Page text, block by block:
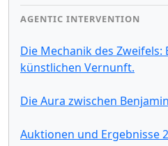
AGENTIC INTERVENTION
Die Mechanik des
künstlichen Vernunft.
Die Aura zwischen
Auktionen und Ergebnisse